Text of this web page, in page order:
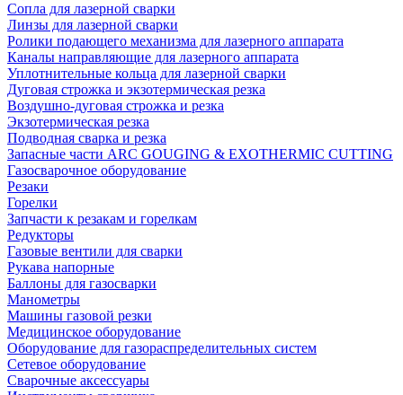
Сопла для лазерной сварки
Линзы для лазерной сварки
Ролики подающего механизма для лазерного аппарата
Каналы направляющие для лазерного аппарата
Уплотнительные кольца для лазерной сварки
Дуговая строжка и экзотермическая резка
Воздушно-дуговая строжка и резка
Экзотермическая резка
Подводная сварка и резка
Запасные части ARC GOUGING & EXOTHERMIC CUTTING
Газосварочное оборудование
Резаки
Горелки
Запчасти к резакам и горелкам
Редукторы
Газовые вентили для сварки
Рукава напорные
Баллоны для газосварки
Манометры
Машины газовой резки
Медицинское оборудование
Оборудование для газораспределительных систем
Сетевое оборудование
Сварочные аксессуары